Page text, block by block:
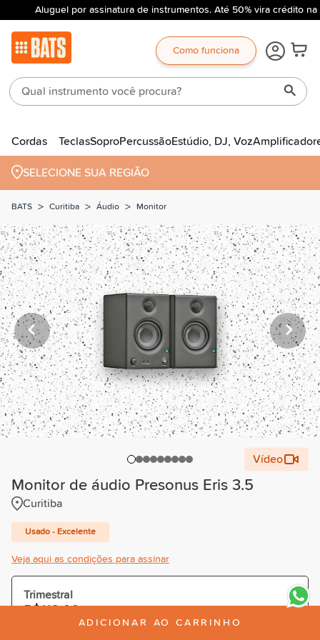
Aluguel por assinatura de instrumentos. Até 50% vira crédito na
Como funciona
Cordas TeclasSoproPercussãoEstúdio, DJ, Voz
SELECIONE SUA REGIÃO
BATS > Curitiba > Áudio > Monitor
Vídeo
Monitor de áudio Presonus Eris 3.5
Curitiba
Usado - Excelente
Veja aqui as condições para assinar
Trimestral
Cobrado R$354,00 à vista ou parcelado
ADICIONAR AO CARRINHO